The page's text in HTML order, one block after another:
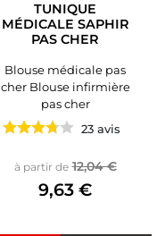
TUNIQUE
MÉDICALE SAPHIR
PAS CHER
Blouse médicale pas
cher Blouse infirmière
pas cher
23 avis
à partir de Prix de base
12,04 €Prix
9,63 €